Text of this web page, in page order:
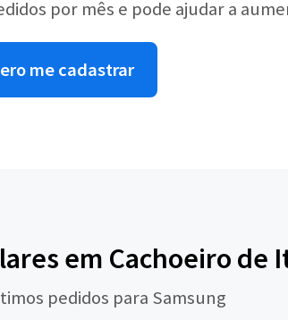
por mês e pode ajudar a
me cadastrar
em Cachoeiro de
pedidos para Samsung